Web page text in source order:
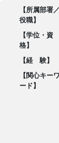
【所属部署／
役職】
【学位・資
格】
【経 験】
【関心キーワ
ード】